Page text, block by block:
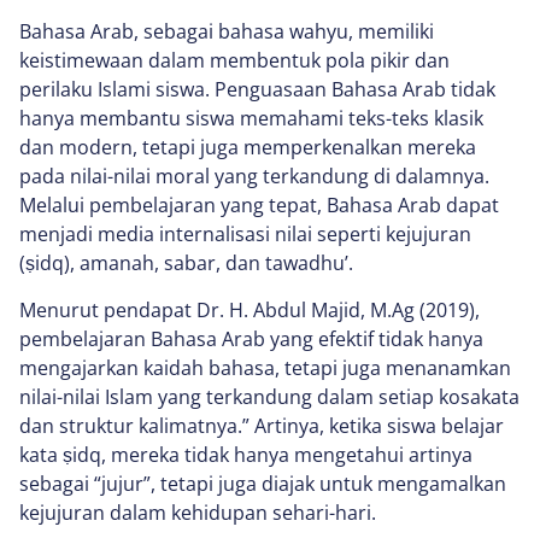
Bahasa Arab, sebagai bahasa wahyu, memiliki
keistimewaan dalam membentuk pola pikir dan
perilaku Islami siswa. Penguasaan Bahasa Arab tidak
hanya membantu siswa memahami teks-teks klasik
dan modern, tetapi juga memperkenalkan mereka
pada nilai-nilai moral yang terkandung di dalamnya.
Melalui pembelajaran yang tepat, Bahasa Arab dapat
menjadi media internalisasi nilai seperti kejujuran
(ṣidq), amanah, sabar, dan tawadhu’.
Menurut pendapat Dr. H. Abdul Majid, M.Ag (2019),
pembelajaran Bahasa Arab yang efektif tidak hanya
mengajarkan kaidah bahasa, tetapi juga menanamkan
nilai-nilai Islam yang terkandung dalam setiap kosakata
dan struktur kalimatnya.” Artinya, ketika siswa belajar
kata ṣidq, mereka tidak hanya mengetahui artinya
sebagai “jujur”, tetapi juga diajak untuk mengamalkan
kejujuran dalam kehidupan sehari-hari.